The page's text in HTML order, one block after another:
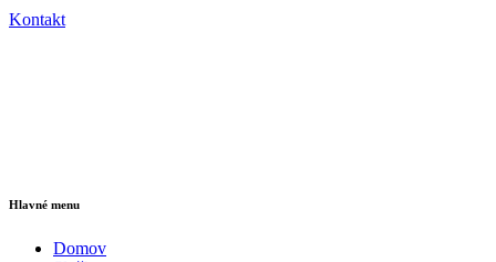
Kontakt
Hlavné menu
Domov